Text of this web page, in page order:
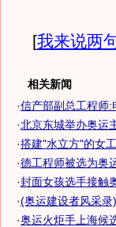
[我来说两
相关新闻
·信产部副总工程师
·北京东城举办奥运
·搭建"水立方"的女
·德工程师被选为奥
·封面女孩选手接触
·(奥运建设者风采录
·奥运火炬手上海候